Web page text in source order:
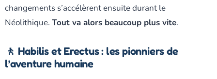
changements s’accélèrent ensuite durant le
Néolithique. Tout va alors beaucoup plus vite.
🚶 Habilis et Erectus : les pionniers de
l’aventure humaine